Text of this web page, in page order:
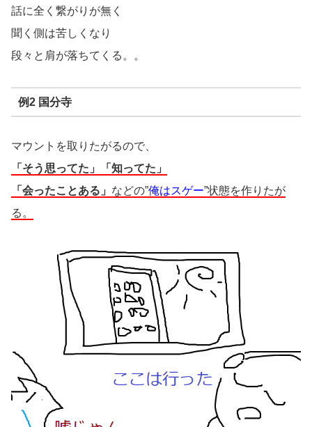
話に全く繋がりが無く
聞く側は苦しくなり
段々と肩が落ちてくる。。
例2 国分寺
マウントを取りたがるので、
「そう思ってた」「知ってた」
「会ったことある」 などの”俺はスゲー”状態を作りたが
る。